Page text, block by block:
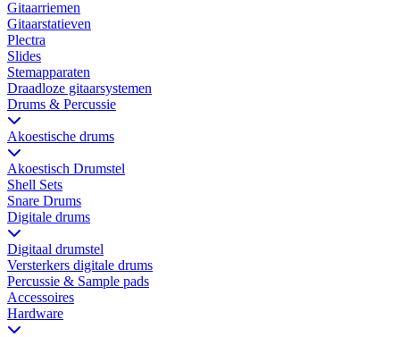
Gitaarriemen
Gitaarstatieven
Plectra
Slides
Stemapparaten
Draadloze gitaarsystemen
Drums & Percussie
Akoestische drums
Akoestisch Drumstel
Shell Sets
Snare Drums
Digitale drums
Digitaal drumstel
Versterkers digitale drums
Percussie & Sample pads
Accessoires
Hardware